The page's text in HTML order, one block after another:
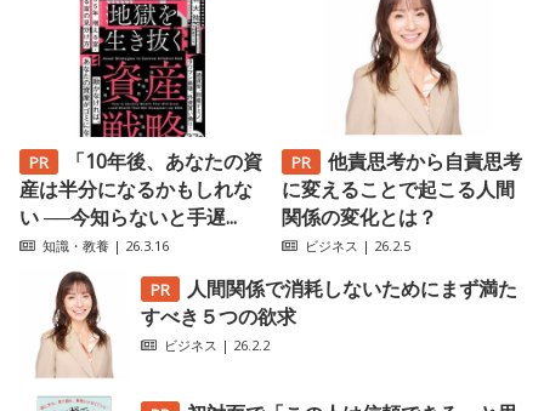
「10年後、あなたの資
産は半分になるかもしれな
い ──今知らないと手遅...
知識・教養 | 26.3.16
他責思考から自責思考
に変えることで起こる人間
関係の変化とは？
ビジネス | 26.2.5
人間関係で消耗しないためにまず満た
すべき５つの欲求
ビジネス | 26.2.2